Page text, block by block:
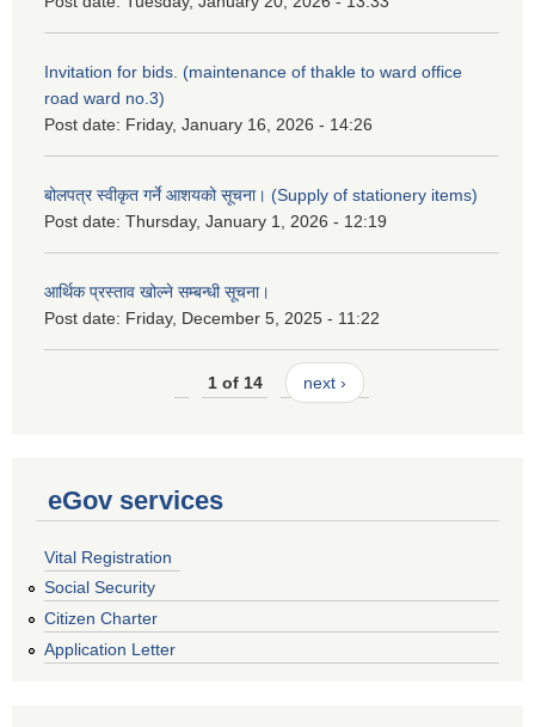
Invitation for bids. (maintenance of thakle to ward office
road ward no.3)
Post date: Friday, January 16, 2026 - 14:26
बोलपत्र स्वीकृत गर्ने आशयको सूचना। (Supply of stationery items)
Post date: Thursday, January 1, 2026 - 12:19
आर्थिक प्रस्ताव खोल्ने सम्बन्धी सूचना।
Post date: Friday, December 5, 2025 - 11:22
1 of 14 next ›
eGov services
Vital Registration
Social Security
Citizen Charter
Application Letter